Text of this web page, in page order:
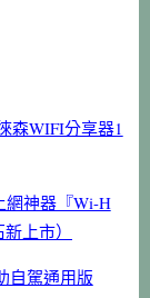
森WIFI分享器1
網神器『Wi-H
上市）
自駕通用版